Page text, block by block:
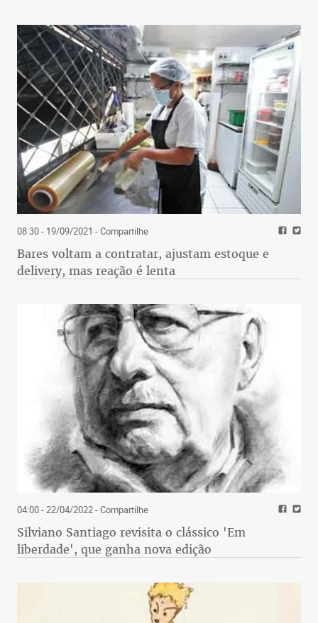
08:30 - 19/09/2021 - Compartilhe
Bares voltam a contratar, ajustam estoque e
delivery, mas reação é lenta
04:00 - 22/04/2022- Compartilhe
Silviano Santiago revisita o clássico 'Em
liberdade', que ganha nova edição